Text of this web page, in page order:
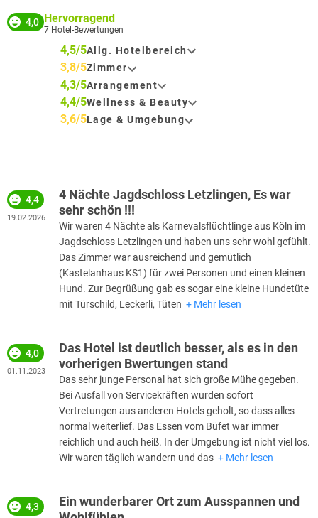
4,0 Hervorragend
7 Hotel-Bewertungen
4,5/5Allg. Hotelbereich
3,8/5Zimmer
4,3/5Arrangement
4,4/5Wellness & Beauty
3,6/5Lage & Umgebung
4 Nächte Jagdschloss Letzlingen, Es war
sehr schön !!!
4,4
19.02.2026
Wir waren 4 Nächte als Karnevalsflüchtlinge aus Köln im
Jagdschloss Letzlingen und haben uns sehr wohl gefühlt.
Das Zimmer war ausreichend und gemütlich
(Kastelanhaus KS1) für zwei Personen und einen kleinen
Hund. Zur Begrüßung gab es sogar eine kleine Hundetüte
mit Türschild, Leckerli, Tüten
Mehr lesen
Das Hotel ist deutlich besser, als es in den
vorherigen Bwertungen stand
4,0
01.11.2023
Das sehr junge Personal hat sich große Mühe gegeben.
Bei Ausfall von Servicekräften wurden sofort
Vertretungen aus anderen Hotels geholt, so dass alles
normal weiterlief. Das Essen vom Büfet war immer
reichlich und auch heiß. In der Umgebung ist nicht viel los.
Wir waren täglich wandern und das
Mehr lesen
Ein wunderbarer Ort zum Ausspannen und
4,3